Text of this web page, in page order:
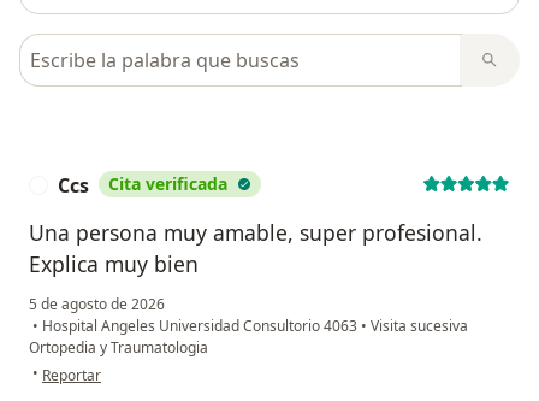
Busca en opiniones
Ccs Cita verificada
Una persona muy amable, super profesional.
Explica muy bien
5 de agosto de 2026
• Hospital Angeles Universidad Consultorio 4063 • Visita sucesiva
Ortopedia y Traumatologia
• en opinión del usuario Ccs
Reportar